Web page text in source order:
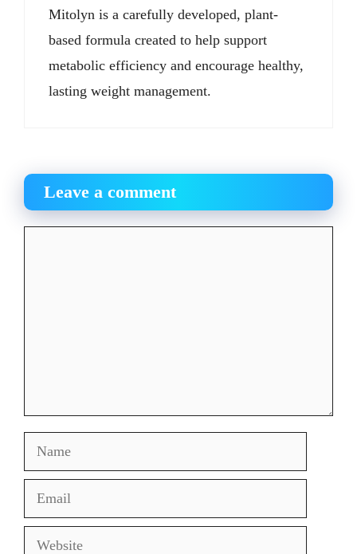
Mitolyn is a carefully developed, plant-
based formula created to help support
metabolic efficiency and encourage healthy,
lasting weight management.
Leave a comment
Name
Email
Website